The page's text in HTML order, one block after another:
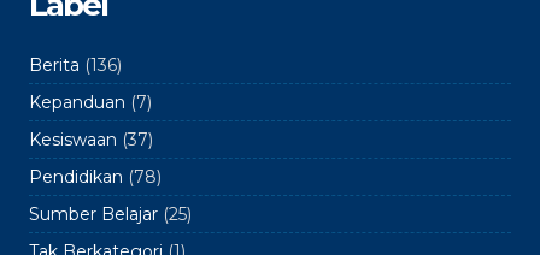
Berita (136)
Kepanduan (7)
Kesiswaan (37)
Pendidikan (78)
Sumber Belajar (25)